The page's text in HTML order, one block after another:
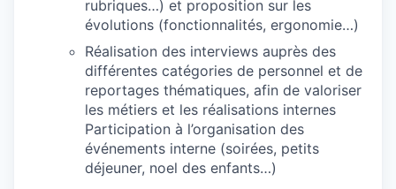
rubriques…) et proposition sur les
évolutions (fonctionnalités, ergonomie…)
Réalisation des interviews auprès des
différentes catégories de personnel et de
reportages thématiques, afin de valoriser
les métiers et les réalisations internes
Participation à l’organisation des
événements interne (soirées, petits
déjeuner, noel des enfants…)